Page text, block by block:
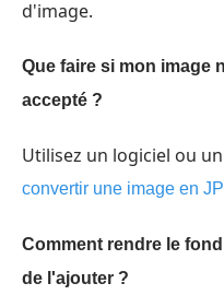
d'image.
Que faire si mon image
accepté ?
Utilisez un logiciel ou
convertir une image en
Comment rendre le
de l'ajouter ?